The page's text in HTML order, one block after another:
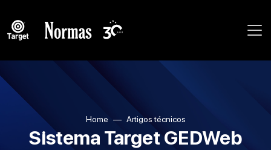
Home Artigos técnicos
Sistema Target GEDWeb